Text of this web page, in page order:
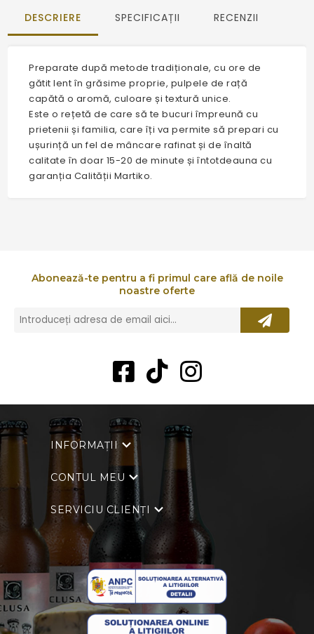
DESCRIERE SPECIFICAȚII RECENZII
Preparate după metode tradiționale, cu ore de
gătit lent în grăsime proprie, pulpele de rață
capătă o aromă, culoare și textură unice.
Este o rețetă de care să te bucuri împreună cu
prietenii și familia, care îți va permite să prepari cu
ușurință un fel de mâncare rafinat și de înaltă
calitate în doar 15-20 de minute și întotdeauna cu
garanția Calității Martiko.
Abonează-te pentru a fi primul care află de noile
noastre oferte
INFORMAȚII
CONTUL MEU
SERVICIU CLIENȚI